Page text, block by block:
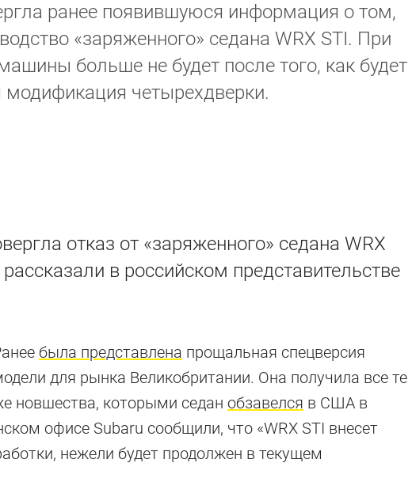
ранее появившуюся информация о том,
«заряженного» седана WRX STI. При
больше не будет после того, как будет
четырехдверки.
отказ от «заряженного» седана WRX
в российском представительстве
была представлена прощальная спецверсия
для рынка Великобритании. Она получила все те
новшества, которыми седан обзавелся в США в
офисе Subaru сообщили, что «WRX STI внесет
нежели будет продолжен в текущем